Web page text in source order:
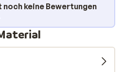
keine Bewertungen